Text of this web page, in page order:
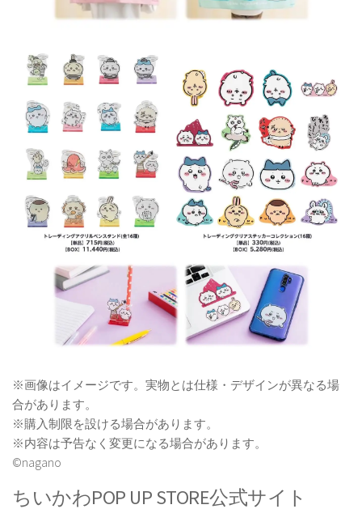
※画像はイメージです。実物とは仕様・デザインが異なる場
合があります。
※購入制限を設ける場合があります。
※内容は予告なく変更になる場合があります。
©️nagano
ちいかわPOP UP STORE公式サイト